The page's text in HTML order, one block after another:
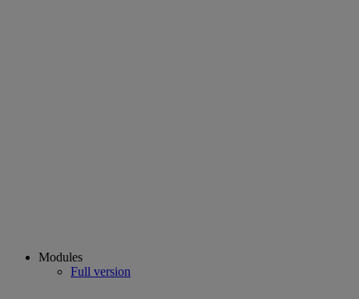
Modules
Full version